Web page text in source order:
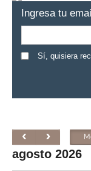
Ingresa tu
Sí, quisiera
agosto 2026